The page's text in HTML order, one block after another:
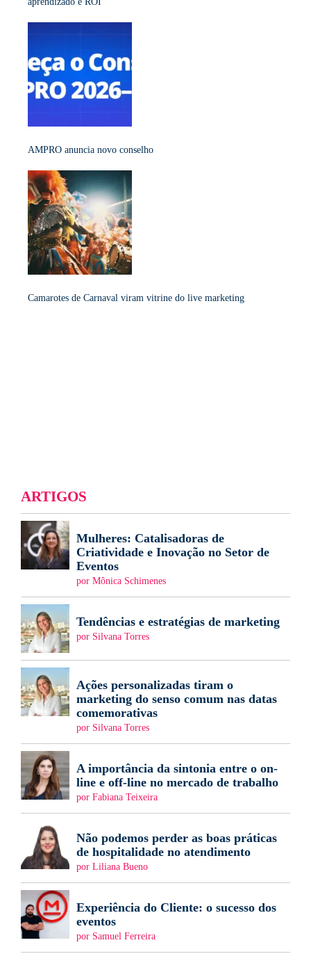
AMPRO anuncia novo conselho
Camarotes de Carnaval viram vitrine do live marketing
ARTIGOS
Mulheres: Catalisadoras de
Criatividade e Inovação no Setor de
Eventos
por Mônica Schimenes
Tendências e estratégias de marketing
por Silvana Torres
Ações personalizadas tiram o
marketing do senso comum nas datas
comemorativas
por Silvana Torres
A importância da sintonia entre o on-
line e off-line no mercado de trabalho
por Fabiana Teixeira
Não podemos perder as boas práticas
de hospitalidade no atendimento
por Liliana Bueno
Experiência do Cliente: o sucesso dos
eventos
por Samuel Ferreira